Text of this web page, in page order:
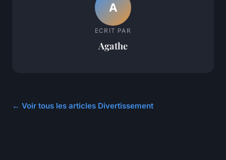
A
ECRIT PAR
Agathe
← Voir tous les articles Divertissement